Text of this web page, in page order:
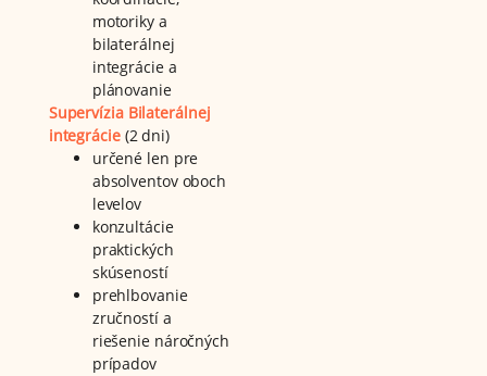
motoriky a
bilaterálnej
integrácie a
plánovanie
Supervízia Bilaterálnej
integrácie(2 dni)
určené len pre
absolventov oboch
levelov
konzultácie
praktických
skúseností
prehlbovanie
zručností a
riešenie náročných
prípadov